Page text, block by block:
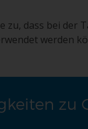
zu, dass bei der
werden
zu